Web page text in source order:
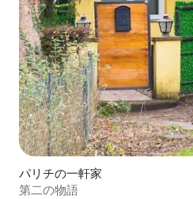
パリチの一軒家
第二の物語